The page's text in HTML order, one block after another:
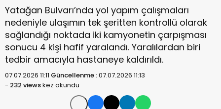
Yatağan Bulvarı’nda yol yapım çalışmaları
nedeniyle ulaşımın tek şeritten kontrollü olarak
sağlandığı noktada iki kamyonetin çarpışması
sonucu 4 kişi hafif yaralandı. Yaralılardan biri
tedbir amacıyla hastaneye kaldırıldı.
07.07.2026 11:11 Güncellenme :07.07.2026 11:13
- 232 viewskez okundu